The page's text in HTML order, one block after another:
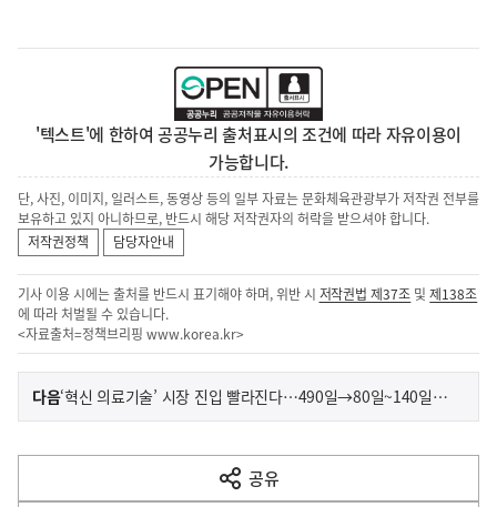
'텍스트'에 한하여 공공누리 출처표시의 조건에 따라 자유이용이
가능합니다.
단, 사진, 이미지, 일러스트, 동영상 등의 일부 자료는 문화체육관광부가 저작권 전부를
보유하고 있지 아니하므로, 반드시 해당 저작권자의 허락을 받으셔야 합니다.
저작권정책
담당자안내
기사 이용 시에는 출처를 반드시 표기해야 하며, 위반 시 저작권법 제37조 및제138조
에 따라 처벌될 수 있습니다.
<자료출처=정책브리핑 www.korea.kr>
이
전
다
음
다음기
‘혁신 의료기술’ 시장 진입 빨라진다…490일→80일~140일 이내
공유
열